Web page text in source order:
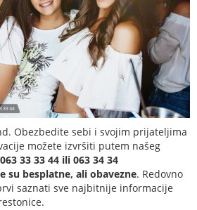
Obezbedite sebi i svojim prijateljima
možete izvršiti putem našeg
33 33 44 ili 063 34 34
su besplatne, ali obavezne. Redovno
saznati sve najbitnije informacije